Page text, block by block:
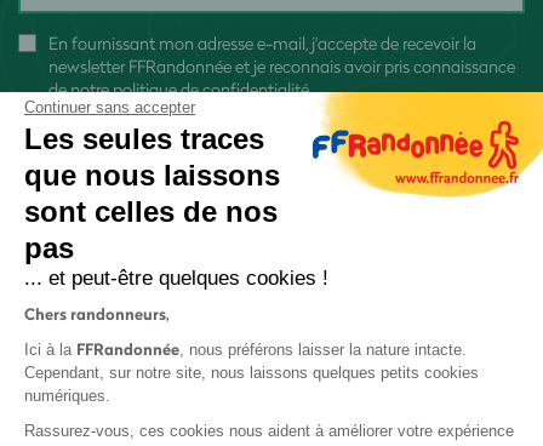
En fournissant mon adresse e-mail, j'accepte de recevoir la
newsletter FFRandonnée et je reconnais avoir pris connaissance
denotre politique de confidentialité
Continuer sans accepter
Les seules traces
que nous laissons
sont celles de nos
pas
... et peut-être quelques cookies !
Chers randonneurs,
Ici à la FFRandonnée, nous préférons laisser la nature intacte.
Cependant, sur notre site, nous laissons quelques petits cookies
numériques.
Rassurez-vous, ces cookies nous aident à améliorer votre expérience